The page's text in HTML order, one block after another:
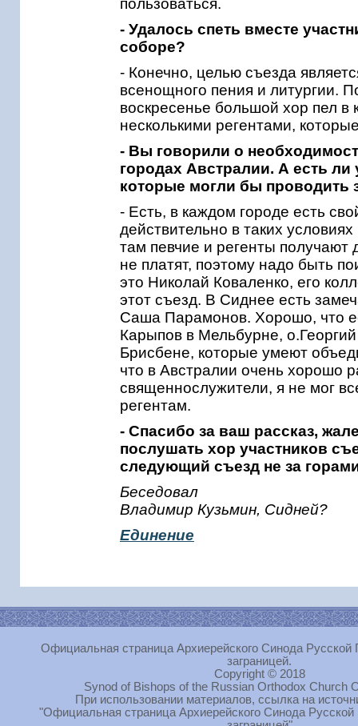
пользоваться.
- Удалось спеть вместе
соборе?
- Конечно, целью съезда
всенощного пения и литургии.
воскресенье большой хор пел
несколькими регентами,
- Вы говорили о
городах Австралии. А есть
которые могли бы проводить
- Есть, в каждом городе есть
действительно в таких
там певчие и регенты получают
не платят, поэтому надо быть
это Николай Коваленко, его
этот съезд. В Сиднее есть
Саша Парамонов. Хорошо, что
Карыпов в Мельбурне,
Брисбене, которые умеют
что в Австралии очень хорошо
священнослужители, я не мог
регентам.
- Спасибо за ваш рассказ,
послушать хор участников
следующий съезд не за
Беседовал
Владимир Кузьмин, Сидней?
Единение
Официальная страница Архиерейского Синода Русской
заграницей.
Copyright © 2018
Synod of Bishops of the Russian Orthodox Church
При использовании материалов, ссылка на
"Официальная страница Архиерейского Синода